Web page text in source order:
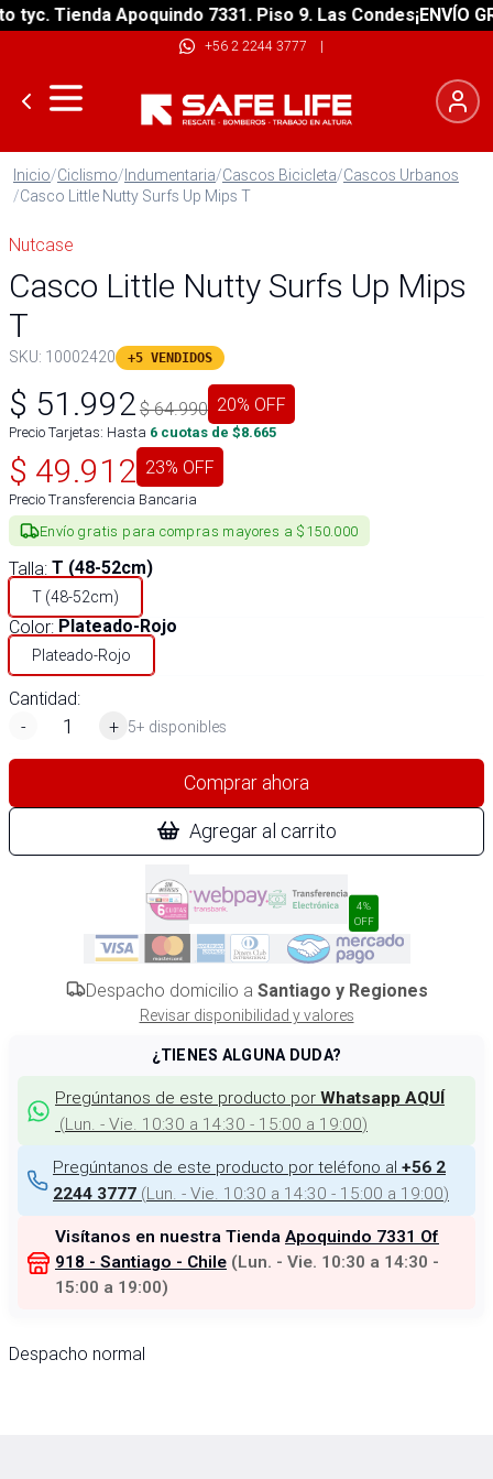
Tienda Apoquindo 7331. Piso 9. Las Condes¡ENVÍO
+56 2 2244 3777 |
Inicio/Ciclismo/Indumentaria/Cascos Bicicleta/Cascos Urbanos
/Casco Little Nutty Surfs Up Mips T
Nutcase
Casco Little Nutty Surfs Up Mips
T
SKU: 10002420 +5 VENDIDOS
$ 51.992 $64.990 20% OFF
Precio Tarjetas: Hasta 6 cuotas de $8.665
$ 49.912 23% OFF
Precio Transferencia Bancaria
Envío gratis para compras mayores a $150.000
Talla: T (48-52cm)
T (48-52cm)
Color: Plateado-Rojo
Plateado-Rojo
Cantidad:
-
+ 5+ disponibles
Comprar ahora
Agregar al carrito
4%
OFF
Despacho domicilio a Santiago y Regiones
Revisar disponibilidad y valores
¿TIENES ALGUNA DUDA?
Pregúntanos de este producto por Whatsapp AQUÍ
(Lun. - Vie. 10:30 a 14:30 - 15:00 a 19:00)
Pregúntanos de este producto por teléfono al +56 2
2244 3777 (Lun. - Vie. 10:30 a 14:30 - 15:00 a 19:00)
Visítanos en nuestra Tienda Apoquindo 7331 Of
918 - Santiago - Chile (Lun. - Vie. 10:30 a 14:30 -
15:00 a 19:00)
Despacho normal